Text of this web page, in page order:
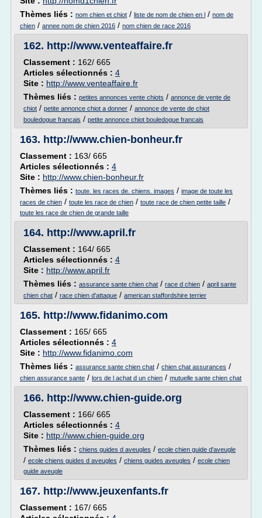
Thèmes liés : nom chien et chiot / liste de nom de chien en l / nom de
chien / annee nom de chien 2016 / nom chien de race 2016
162. http://www.venteaffaire.fr
Classement : 162/ 665
Articles sélectionnés : 4
Site : http://www.venteaffaire.fr
Thèmes liés : petites annonces vente chiots / annonce de vente de
chiot / petite annonce chiot a donner / annonce de vente de chiot
bouledogue francais / petite annonce chiot bouledogue francais
163. http://www.chien-bonheur.fr
Classement : 163/ 665
Articles sélectionnés : 4
Site : http://www.chien-bonheur.fr
Thèmes liés : toute. les races de. chiens. images / image de toute les
races de chien / toute les race de chien / toute race de chien petite taille /
toute les race de chien de grande taille
164. http://www.april.fr
Classement : 164/ 665
Articles sélectionnés : 4
Site : http://www.april.fr
Thèmes liés : assurance sante chien chat / race d chien / april sante
chien chat / race chien d'attaque / american staffordshire terrier
165. http://www.fidanimo.com
Classement : 165/ 665
Articles sélectionnés : 4
Site : http://www.fidanimo.com
Thèmes liés : assurance sante chien chat / chien chat assurances /
chien assurance sante / lors de l achat d un chien / mutuelle sante chien chat
166. http://www.chien-guide.org
Classement : 166/ 665
Articles sélectionnés : 4
Site : http://www.chien-guide.org
Thèmes liés : chiens guides d aveugles / ecole chien guide d'aveugle
/ ecole chiens guides d aveugles / chiens guides aveugles / ecole chien
guide aveugle
167. http://www.jeuxenfants.fr
Classement : 167/ 665